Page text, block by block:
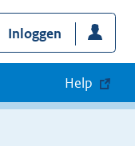
Inloggen
Help